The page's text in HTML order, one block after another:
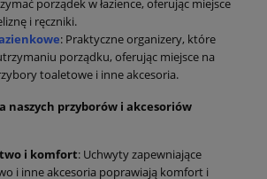
porządek w łazience, oferując miejsce
i ręczniki.
: Praktyczne organizery, które
porządku, oferując miejsce na
toaletowe i inne akcesoria.
naszych przyborów i akcesoriów
i komfort: Uchwyty zapewniające
i inne akcesoria poprawiają komfort i